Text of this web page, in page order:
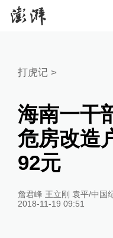
打虎记>
海南一干
危房改造
92元
詹君峰 王立刚 袁平/中国
2018-11-19 09:51